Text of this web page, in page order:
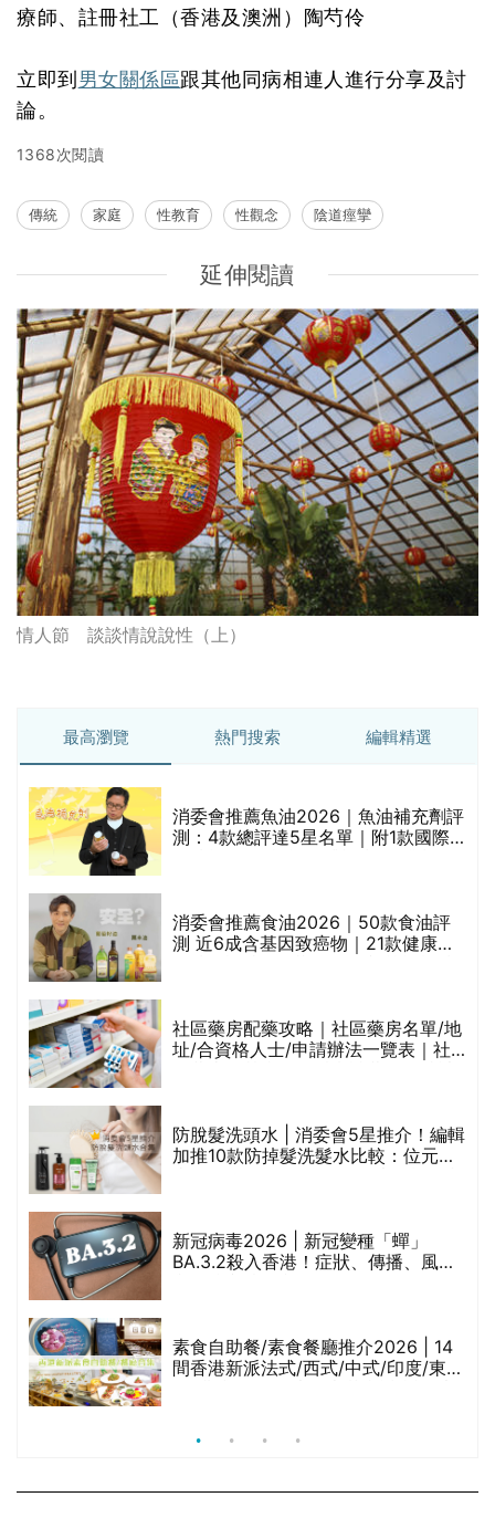
療師、註冊社工（香港及澳洲）陶芍伶
立即到男女關係區跟其他同病相連人進行分享及討
論。
1368次閱讀
傳統 家庭 性教育 性觀念 陰道痙攣
延伸閱讀
情人節 談談情說說性（上）
最高瀏覽 熱門搜索 編輯精選
消委會推薦魚油2026｜魚油補充劑評
測：4款總評達5星名單｜附1款國際
消委會推薦食油2026｜50款食油評
測 近6成含基因致癌物｜21款健康煮
社區藥房配藥攻略｜社區藥房名單/地
址/合資格人士/申請辦法一覽表｜社
防脫髮洗頭水 | 消委會5星推介！編輯
加推10款防掉髮洗髮水比較：位元
新冠病毒2026 | 新冠變種「蟬」
BA.3.2殺入香港！症狀、傳播、風險
素食自助餐/素食餐廳推介2026 | 14
間香港新派法式/西式/中式/印度/東南